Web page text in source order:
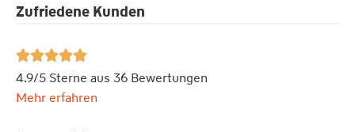
Zufriedene Kunden

4.9/5 Sterne aus 36 Bewertungen
Mehr erfahren